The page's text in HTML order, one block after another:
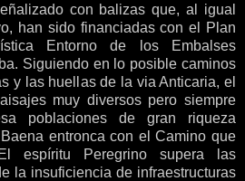
con balizas que, al igual
han sido financiadas con el Plan
Entorno de los Embalses
Siguiendo en lo posible caminos
y las huellas de la via Anticaria, el
muy diversos pero siempre
poblaciones de gran riqueza
entronca con el Camino que
espíritu Peregrino supera las
la insuficiencia de infraestructuras